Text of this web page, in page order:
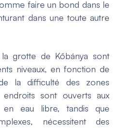
faire un bond dans le
dans une toute autre
grotte de Kőbánya sont
niveaux, en fonction de
la difficulté des zones
endroits sont ouverts aux
en eau libre, tandis que
nécessitent des